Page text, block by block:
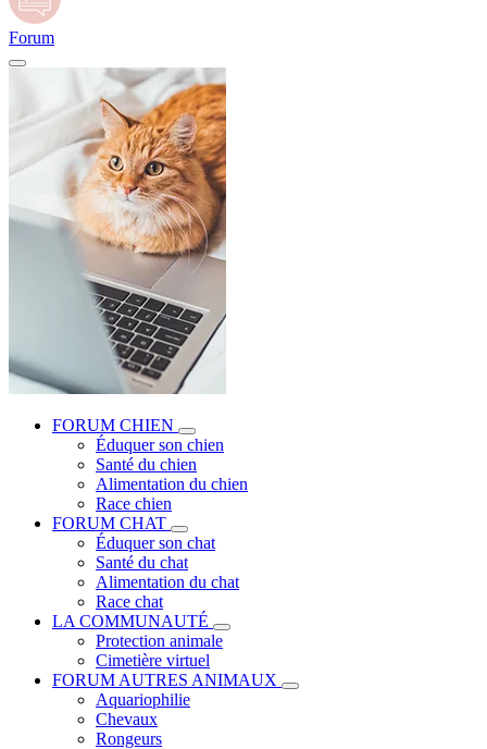
Forum
FORUM CHIEN
Éduquer son chien
Santé du chien
Alimentation du chien
Race chien
FORUM CHAT
Éduquer son chat
Santé du chat
Alimentation du chat
Race chat
LA COMMUNAUTÉ
Protection animale
Cimetière virtuel
FORUM AUTRES ANIMAUX
Aquariophilie
Chevaux
Rongeurs